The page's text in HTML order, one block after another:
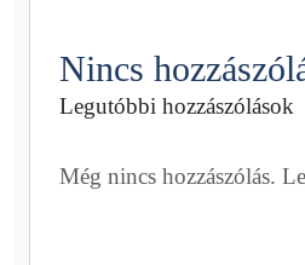
Nincs
Legutóbbi hozzászólások
Még nincs hozzászólás.